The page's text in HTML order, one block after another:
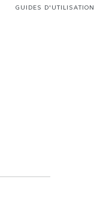
GUIDES D'UTILISATION